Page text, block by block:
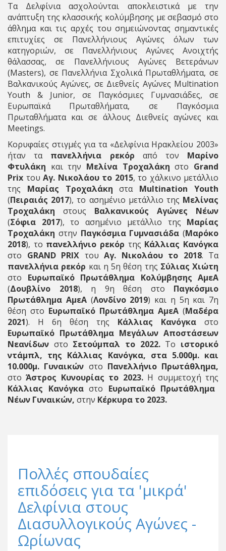
Τα Δελφίνια ασχολούνται αποκλειστικά με την
ανάπτυξη της κλασσικής κολύμβησης με σεβασμό στο
άθλημα και τις αρχές του σημειώνοντας σημαντικές
επιτυχίες σε Πανελλήνιους Αγώνες όλων των
κατηγοριών, σε Πανελλήνιους Αγώνες Ανοιχτής
θάλασσας, σε Πανελλήνιους Αγώνες Βετεράνων
(Masters), σε Πανελλήνια Σχολικά Πρωταθλήματα, σε
Βαλκανικούς Αγώνες, σε Διεθνείς Αγώνες Multination
Youth & Junior, σε Παγκόσμιες Γυμνασιάδες, σε
Ευρωπαϊκά Πρωταθλήματα, σε Παγκόσμια
Πρωταθλήματα και σε άλλους Διεθνείς αγώνες και
Meetings.
Κορυφαίες στιγμές για τα «Δελφίνια Ηρακλείου 2003»
ήταν τα πανελλήνια ρεκόρ από τον Μαρίνο
Φτυλάκη και την Μελίνα Τροχαλάκη στο Grand
Prix του Αγ. Νικολάου το 2015, το χάλκινο μετάλλιο
της Μαρίας Τροχαλάκη στα Multination Youth
(Πειραιάς 2017), το ασημένιο μετάλλιο της Μελίνας
Τροχαλάκη στους Βαλκανικούς Αγώνες Νέων
(Σόφια 2017), το ασημένιο μετάλλιο της Μαρίας
Τροχαλάκη στην Παγκόσμια Γυμνασιάδα (Μαρόκο
2018), το πανελλήνιο ρεκόρ της Κάλλιας Κανόγκα
στο GRAND PRIX του Αγ. Νικολάου το 2018. Τα
πανελλήνια ρεκόρ και η 5η θέση της Σύλιας Χιώτη
στο Ευρωπαϊκό Πρωτάθλημα Κολύμβησης ΑμεΑ
(Δουβλίνο 2018), η 9η θέση στο Παγκόσμιο
Πρωτάθλημα ΑμεΑ(Λονδίνο 2019) και η 5η και 7η
θέση στο Ευρωπαϊκό Πρωτάθλημα ΑμεΑ (Μαδέρα
2021). Η 6η θέση της Κάλλιας Κανόγκα στο
Ευρωπαϊκό Πρωτάθλημα Μεγάλων Αποστάσεων
Νεανίδων στο Σετούμπαλ το 2022. Το ιστορικό
ντάμπλ, της Κάλλιας Κανόγκα, στα 5.000μ. και
10.000μ. Γυναικών στο Πανελλήνιο Πρωτάθλημα,
στο Άστρος Κυνουρίας το 2023. Η συμμετοχή της
Κάλλιας Κανόγκαστο Ευρωπαϊκό Πρωτάθλημα
Νέων Γυναικών, στην Κέρκυρα το 2023.
Πολλές σπουδαίες
επιδόσεις για τα 'μικρά'
Δελφίνια στους
Διασυλλογικούς Αγώνες -
Ωρίωνας